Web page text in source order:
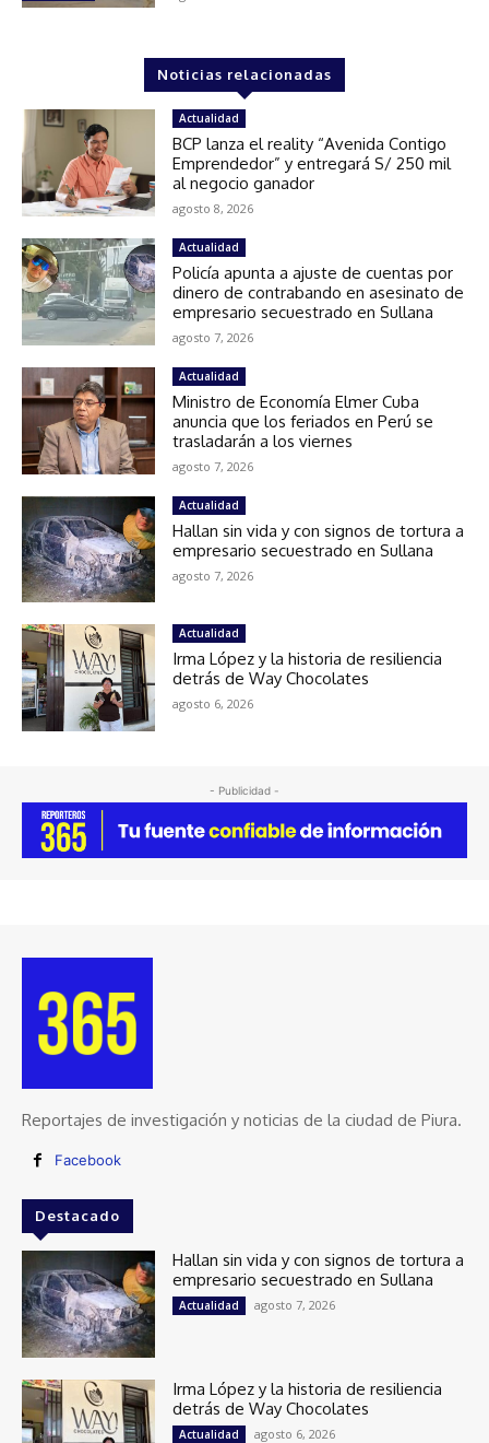
Noticias relacionadas
Actualidad
BCP lanza el reality “Avenida Contigo
Emprendedor” y entregará S/ 250 mil
al negocio ganador
agosto 8, 2026
Actualidad
Policía apunta a ajuste de cuentas por
dinero de contrabando en asesinato de
empresario secuestrado en Sullana
agosto 7, 2026
Actualidad
Ministro de Economía Elmer Cuba
anuncia que los feriados en Perú se
trasladarán a los viernes
agosto 7, 2026
Actualidad
Hallan sin vida y con signos de tortura a
empresario secuestrado en Sullana
agosto 7, 2026
Actualidad
Irma López y la historia de resiliencia
detrás de Way Chocolates
agosto 6, 2026
- Publicidad -
Reportajes de investigación y noticias de la ciudad de Piura.
Facebook
Destacado
Hallan sin vida y con signos de tortura a
empresario secuestrado en Sullana
Actualidad agosto 7, 2026
Irma López y la historia de resiliencia
detrás de Way Chocolates
Actualidad agosto 6, 2026